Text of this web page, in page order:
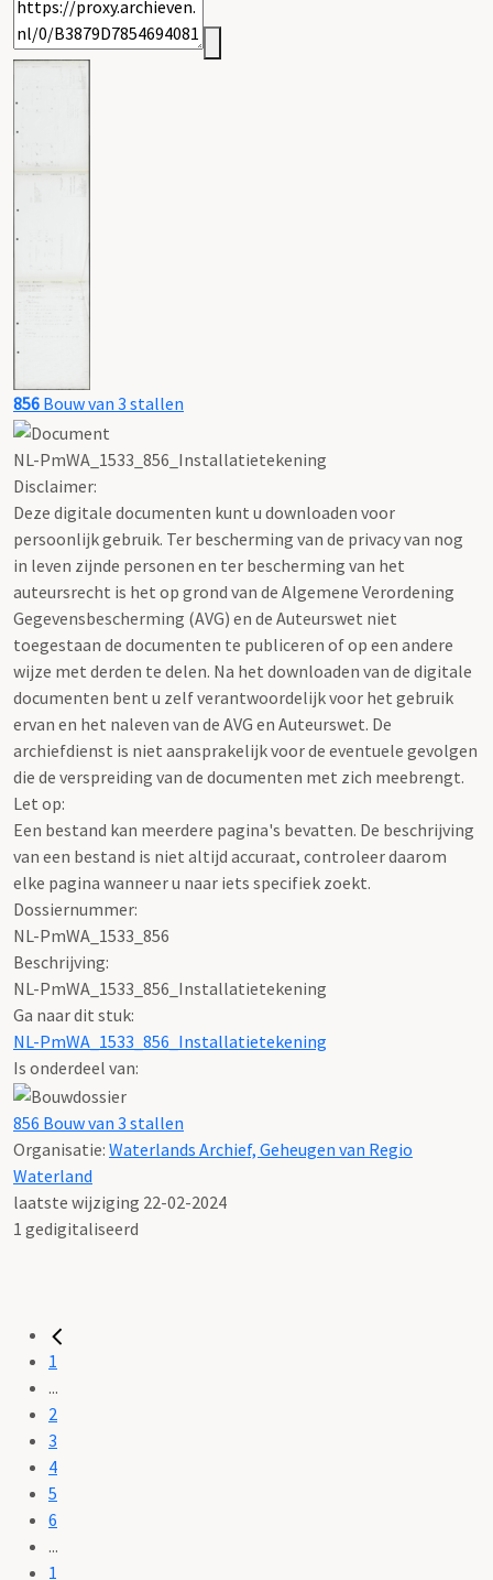
856 Bouw van 3 stallen
NL-PmWA_1533_856_Installatietekening
Disclaimer:
Deze digitale documenten kunt u downloaden voor
persoonlijk gebruik. Ter bescherming van de privacy van nog
in leven zijnde personen en ter bescherming van het
auteursrecht is het op grond van de Algemene Verordening
Gegevensbescherming (AVG) en de Auteurswet niet
toegestaan de documenten te publiceren of op een andere
wijze met derden te delen. Na het downloaden van de digitale
documenten bent u zelf verantwoordelijk voor het gebruik
ervan en het naleven van de AVG en Auteurswet. De
archiefdienst is niet aansprakelijk voor de eventuele gevolgen
die de verspreiding van de documenten met zich meebrengt.
Let op:
Een bestand kan meerdere pagina's bevatten. De beschrijving
van een bestand is niet altijd accuraat, controleer daarom
elke pagina wanneer u naar iets specifiek zoekt.
Dossiernummer:
NL-PmWA_1533_856
Beschrijving:
NL-PmWA_1533_856_Installatietekening
Ga naar dit stuk:
NL-PmWA_1533_856_Installatietekening
Is onderdeel van:
856 Bouw van 3 stallen
Organisatie: Waterlands Archief, Geheugen van Regio
Waterland
laatste wijziging 22-02-2024
1 gedigitaliseerd
1
...
2
3
4
5
6
...
1